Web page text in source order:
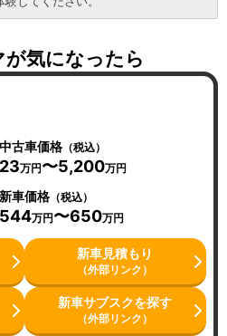
気になったら
中古車価格（税込）
23万円〜5,200万円
新車価格（税込）
544万円〜650万円
新車見積もり
（外部リンク）
新車サブスクを探す
（外部リンク）